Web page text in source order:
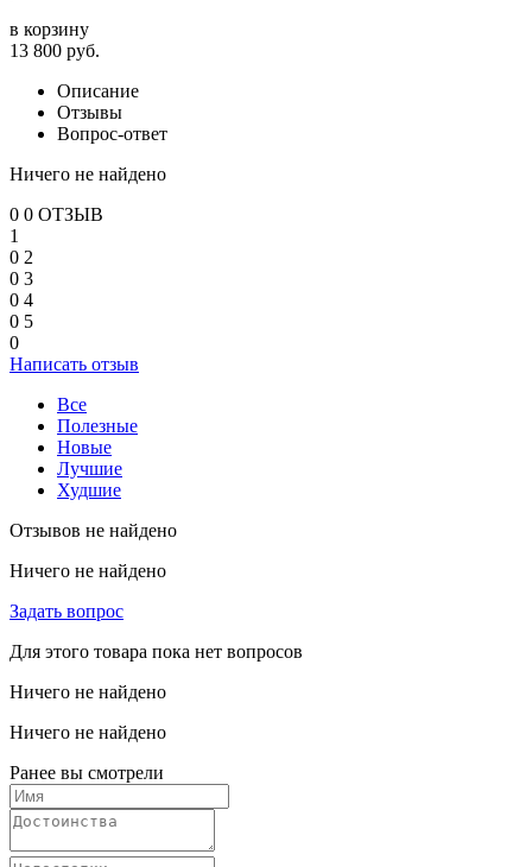
в корзину
13 800 руб.
Описание
Отзывы
Вопрос-ответ
Ничего не найдено
0 0 ОТЗЫВ
1
0 2
0 3
0 4
0 5
0
Написать отзыв
Все
Полезные
Новые
Лучшие
Худшие
Отзывов не найдено
Ничего не найдено
Задать вопрос
Для этого товара пока нет вопросов
Ничего не найдено
Ничего не найдено
Ранее вы смотрели